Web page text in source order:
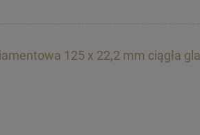
125 x 22,2 mm ciągła